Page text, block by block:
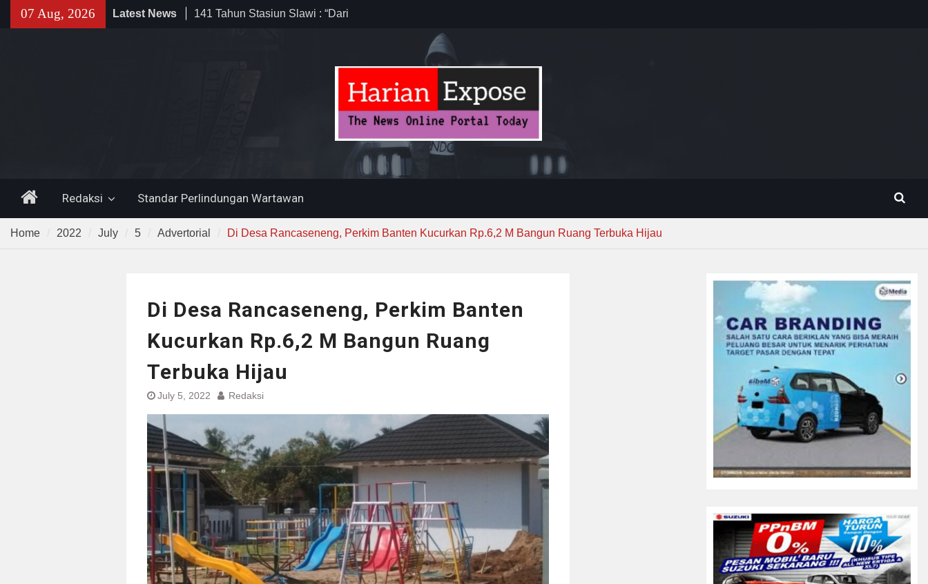
07 Aug, 2026 Latest News
Kehidupan Masyarakat”
HomeRedaksi Standar Perlindungan Wartawan
Home 2022 July 5 Advertorial Di Desa Rancaseneng, Perkim Banten Kucurkan Rp.6,2 M Bangun Ruang Terbuka Hijau
Di Desa Rancaseneng, Perkim Banten
Kucurkan Rp.6,2 M Bangun Ruang
Terbuka Hijau
July 5, 2022 Redaksi